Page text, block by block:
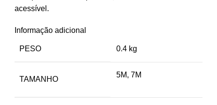
acessível.
Informação adicional
PESO 0.4 kg
TAMANHO
5M, 7M